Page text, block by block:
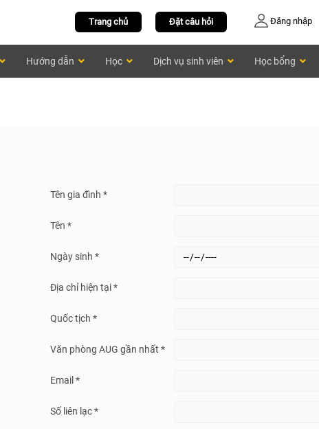
Đăng nhập
Đặt câu hỏi
Trang chủ
Hướng dẫn Học Dịch vụ sinh viên Học bổng
Tên gia đình *
Tên *
Ngày sinh *
Địa chỉ hiện tại *
Quốc tịch *
Văn phòng AUG gần nhất *
Email *
Số liên lạc *